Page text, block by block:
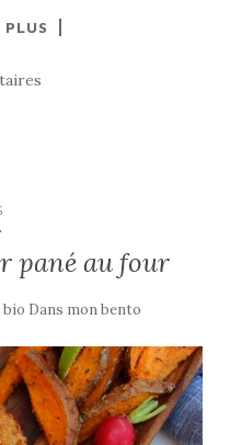
PLUS
pané au four
bio Dans mon bento